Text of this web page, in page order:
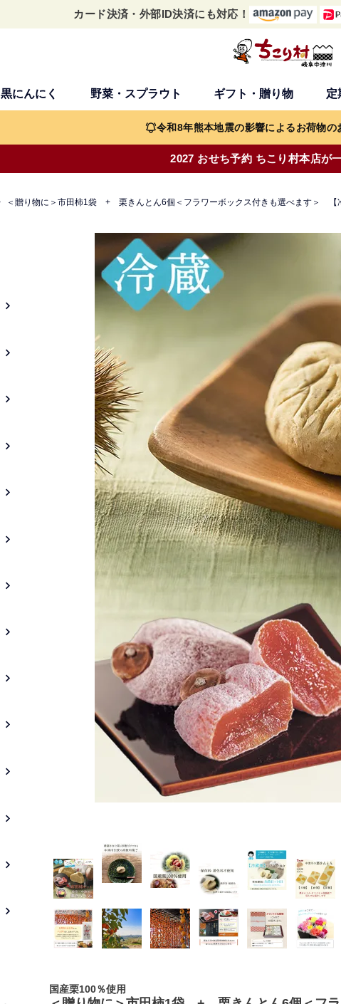
カード決済・外部ID決済にも対応！
黒にんにく 野菜・スプラウト ギフト・贈り物 定
令和8年熊本地震の影響によるお荷物の
2027 おせち予約 ちこり村本店が
＜贈り物に＞市田柿1袋 + 栗きんとん6個＜フラワーボックス付きも選べます＞ 【
国産栗100％使用